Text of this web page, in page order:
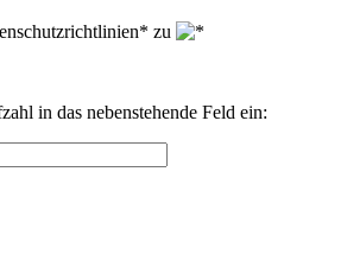
zu
in das nebenstehende Feld ein: